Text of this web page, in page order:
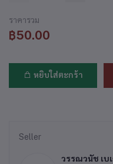
ราคารวม
฿50.00
หยิบใส่ตะกร้า
Seller
วรรณวนัช เบ